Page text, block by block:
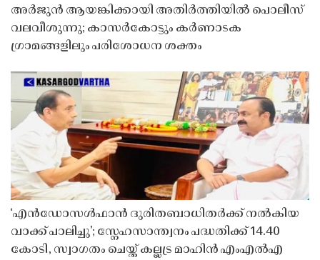
അർജുൻ ആയങ്കിക്കായി അതിർത്തിയിൽ പൊലീസ്
വലവീശുന്നു; കാസർകോട്ടും കർണാടക
ഗ്രാമങ്ങളിലും പരിശോധന ശക്തം
‘എൻഡോസൾഫാൻ ദുരിതബാധിതർക്ക് നൽകിയ
വാക്ക് പാലിച്ചു’; സ്നേഹസാന്ത്വനം പദ്ധതിക്ക് 14.40
കോടി, സ്വാഗതം ചെയ്ത് കല്ലട്ര മാഹിൻ എംഎൽഎ